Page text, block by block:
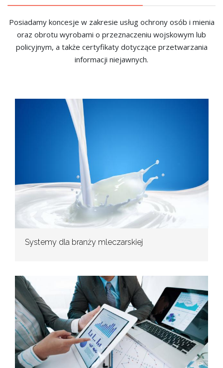
Posiadamy koncesje w zakresie usług ochrony osób i mienia
oraz obrotu wyrobami o przeznaczeniu wojskowym lub
policyjnym, a także certyfikaty dotyczące przetwarzania
informacji niejawnych.
Systemy dla branży mleczarskiej